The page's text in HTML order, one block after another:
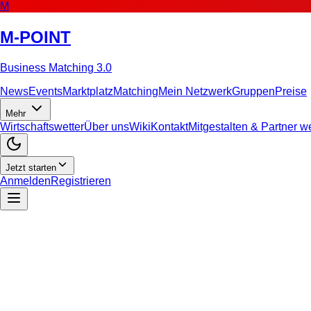
M
M-POINT
Business Matching 3.0
NewsEventsMarktplatzMatchingMein NetzwerkGruppenPreise
Mehr
WirtschaftswetterÜber unsWikiKontaktMitgestalten & Partner
Jetzt starten
AnmeldenRegistrieren